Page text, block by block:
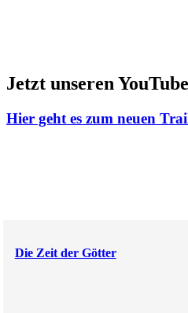
Jetzt unseren
Hier geht es zum neuen
Die Zeit der Götter